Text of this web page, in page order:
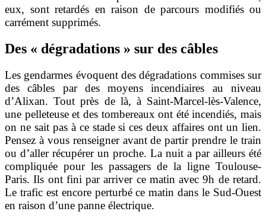
eux, sont retardés en raison de parcours modifiés ou
carrément supprimés.
Des « dégradations » sur des câbles
Les gendarmes évoquent des dégradations commises sur
des câbles par des moyens incendiaires au niveau
d’Alixan. Tout près de là, à Saint-Marcel-lès-Valence,
une pelleteuse et des tombereaux ont été incendiés, mais
on ne sait pas à ce stade si ces deux affaires ont un lien.
Pensez à vous renseigner avant de partir prendre le train
ou d’aller récupérer un proche. La nuit a par ailleurs été
compliquée pour les passagers de la ligne Toulouse-
Paris. Ils ont fini par arriver ce matin avec 9h de retard.
Le trafic est encore perturbé ce matin dans le Sud-Ouest
en raison d’une panne électrique.